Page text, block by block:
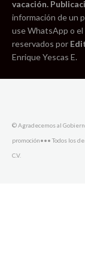
vacación.
información de un
use WhatsApp o
reservados por
Enrique Yescas E.
© Agradecemos al
promoción••• Todos los
C.V.